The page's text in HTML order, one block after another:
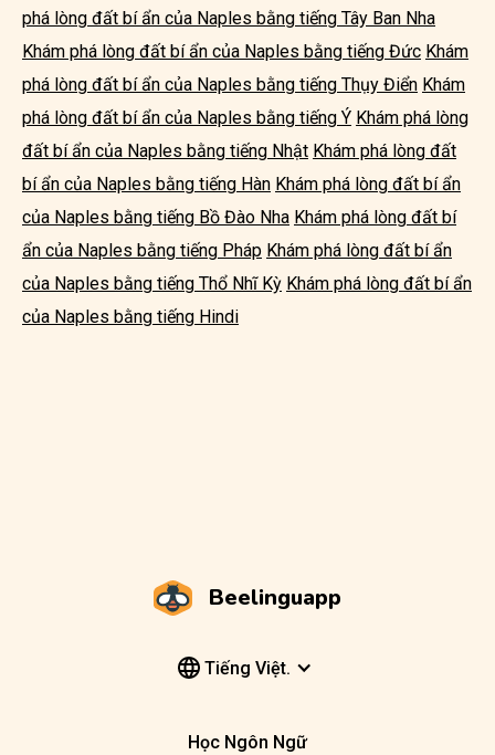
phá lòng đất bí ẩn của Naples bằng tiếng Tây Ban Nha
Khám phá lòng đất bí ẩn của Naples bằng tiếng Đức Khám
phá lòng đất bí ẩn của Naples bằng tiếng Thụy Điển Khám
phá lòng đất bí ẩn của Naples bằng tiếng Ý Khám phá lòng
đất bí ẩn của Naples bằng tiếng Nhật Khám phá lòng đất
bí ẩn của Naples bằng tiếng Hàn Khám phá lòng đất bí ẩn
của Naples bằng tiếng Bồ Đào Nha Khám phá lòng đất bí
ẩn của Naples bằng tiếng Pháp Khám phá lòng đất bí ẩn
của Naples bằng tiếng Thổ Nhĩ Kỳ Khám phá lòng đất bí ẩn
của Naples bằng tiếng Hindi
Beelinguapp
Tiếng Việt.
Học Ngôn Ngữ